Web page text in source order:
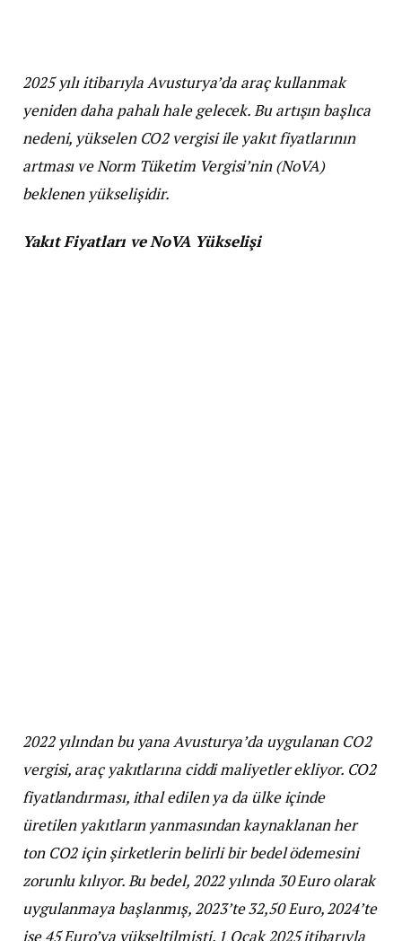
2025 yılı itibarıyla Avusturya’da araç kullanmak
yeniden daha pahalı hale gelecek. Bu artışın başlıca
nedeni, yükselen CO2 vergisi ile yakıt fiyatlarının
artması ve Norm Tüketim Vergisi’nin (NoVA)
beklenen yükselişidir.
Yakıt Fiyatları ve NoVA Yükselişi
2022 yılından bu yana Avusturya’da uygulanan CO2
vergisi, araç yakıtlarına ciddi maliyetler ekliyor. CO2
fiyatlandırması, ithal edilen ya da ülke içinde
üretilen yakıtların yanmasından kaynaklanan her
ton CO2 için şirketlerin belirli bir bedel ödemesini
zorunlu kılıyor. Bu bedel, 2022 yılında 30 Euro olarak
uygulanmaya başlanmış, 2023’te 32,50 Euro, 2024’te
ise 45 Euro’ya yükseltilmişti. 1 Ocak 2025 itibarıyla